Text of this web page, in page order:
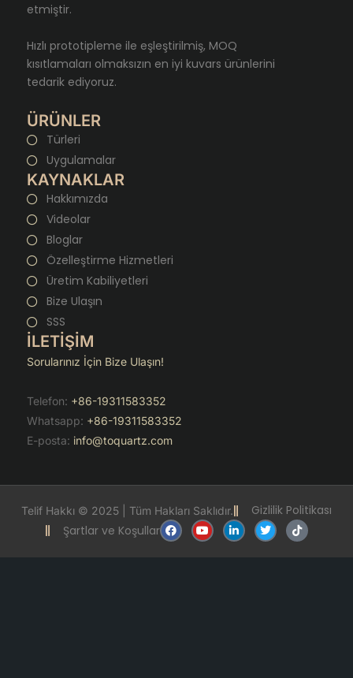
etmiştir.
Hızlı prototipleme ile eşleştirilmiş, MOQ
kısıtlamaları olmaksızın en iyi kuvars ürünlerini
tedarik ediyoruz.
ÜRÜNLER
Türleri
Uygulamalar
KAYNAKLAR
Hakkımızda
Videolar
Bloglar
Özelleştirme Hizmetleri
Üretim Kabiliyetleri
Bize Ulaşın
SSS
İLETİŞİM
Sorularınız İçin Bize Ulaşın!
Telefon: +86-19311583352
Whatsapp: +86-19311583352
E-posta: info@toquartz.com
Telif Hakkı © 2025 | Tüm Hakları Saklıdır.
Gizlilik Politikası
Şartlar ve Koşullar
F
a
c
Y
o
u
L
i
n
T
w
i
T
i
k